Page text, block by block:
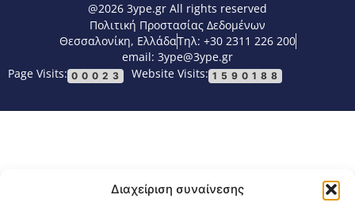
Διαχείριση συναίνεσης
@2026 3ype.gr All rights reserved
Πολιτική Προστασίας Δεδομένων
Θεσσαλονίκη, ΕλλάδαΤηλ: +30 2311 226 200
email: 3ype@3ype.gr
Page Visits: 00023 Website Visits: 1590188